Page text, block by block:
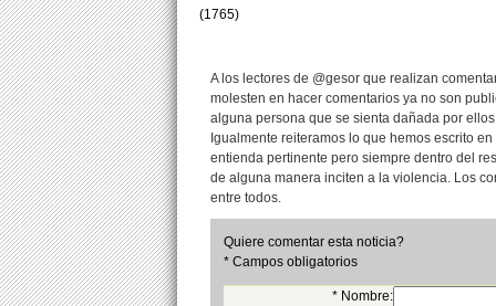
(1765)
A los lectores de @gesor que realizan
molesten en hacer comentarios ya no son
alguna persona que se sienta dañada por
Igualmente reiteramos lo que hemos escrito
entienda pertinente pero siempre dentro del
de alguna manera inciten a la violencia. Los
entre todos.
Quiere comentar esta noticia?
* Campos obligatorios
* Nombre: